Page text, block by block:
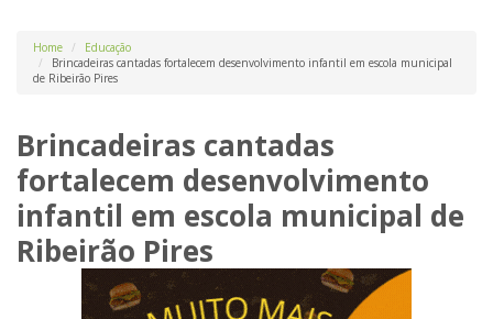
Home
Educação
Brincadeiras cantadas fortalecem desenvolvimento infantil em escola municipal
de Ribeirão Pires
Brincadeiras cantadas
fortalecem desenvolvimento
infantil em escola municipal de
Ribeirão Pires